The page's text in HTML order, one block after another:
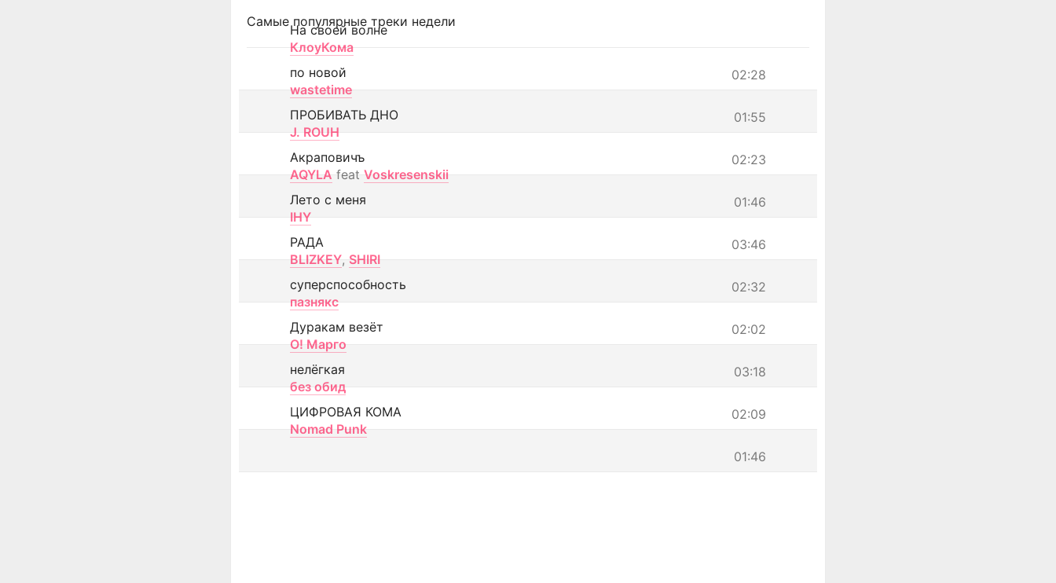
Самые популярные треки недели
На своей волне
КлоуКома
02:28
по новой
wastetime
01:55
ПРОБИВАТЬ ДНО
J. ROUH
02:23
Акраповичъ
AQYLA feat Voskresenskii
01:46
Лето с меня
IHY
03:46
РАДА
BLIZKEY, SHIRI
02:32
суперспособность
пазнякс
02:02
Дуракам везёт
О! Марго
03:18
нелёгкая
без обид
02:09
ЦИФРОВАЯ КОМА
Nomad Punk
01:46